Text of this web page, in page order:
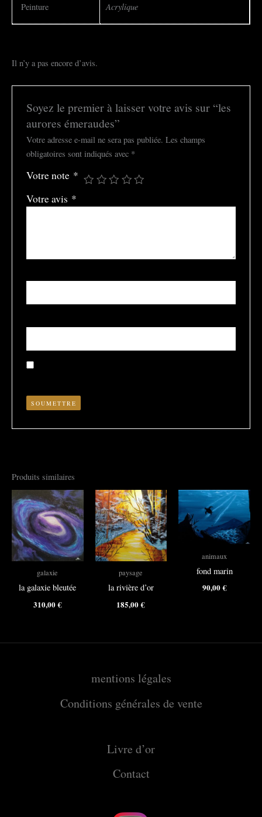
Peinture Acrylique
Il n’y a pas encore d’avis.
Soyez le premier à laisser votre avis sur “les
aurores émeraudes”
Votre adresse e-mail ne sera pas publiée. Les champs
obligatoires sont indiqués avec *
Votre note *
Votre avis *
Produits similaires
galaxie
la galaxie bleutée
310,00€
paysage
la rivière d’or
185,00€
animaux
fond marin
90,00€
mentions légales
Conditions générales de vente
Livre d’or
Contact